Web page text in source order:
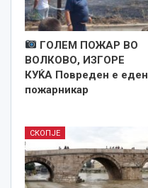
ГОЛЕМ ПОЖАР ВО
ВОЛКОВО, ИЗГОРЕ
КУЌА Повреден е еден
пожарникар
СКОПЈЕ